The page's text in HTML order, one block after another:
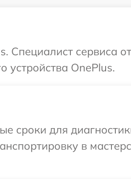
Специалист сервиса
устройства OnePlus.
сроки для
в